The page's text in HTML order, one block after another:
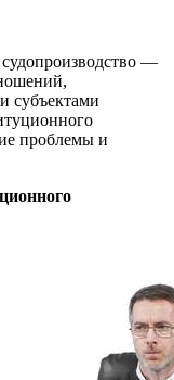
—
субъектами
проблемы и